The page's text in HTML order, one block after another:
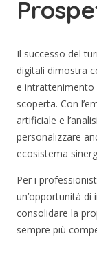
Il successo del
digitali dimostra
e intrattenimento
scoperta. Con
artificiale e
personalizzare
ecosistema
Per i
un’opportunità
consolidare la
sempre più